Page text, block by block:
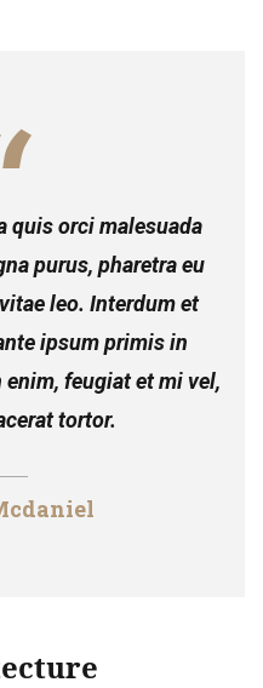
quis orci malesuada
purus, pharetra eu
leo. Interdum et
ipsum primis in
feugiat et mi vel,
tortor.